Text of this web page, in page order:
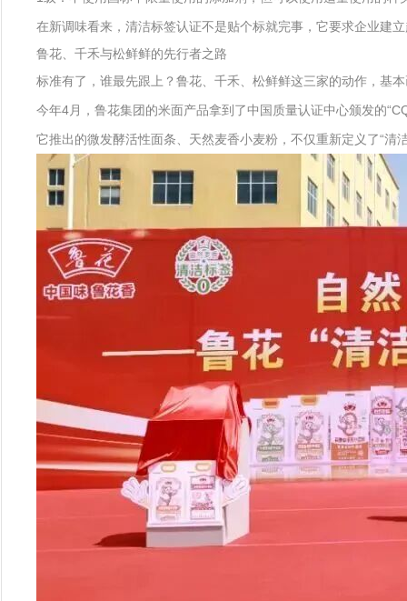
在新调味看来，清洁标签认证不是贴个标就完事，它要求企业建
鲁花、千禾与松鲜鲜的先行者之路
标准有了，谁最先跟上？鲁花、千禾、松鲜鲜这三家的动作，基
今年4月，鲁花集团的米面产品拿到了中国质量认证中心颁发的
它推出的微发酵活性面条、天然麦香小麦粉，不仅重新定义了“